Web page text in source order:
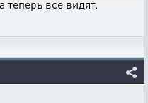
теперь все видят.